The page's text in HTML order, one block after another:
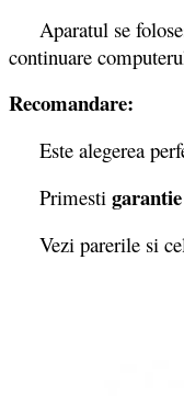
Aparatul se
continuare
Recomandare:
Este alegerea
Primesti
Vezi parerile si